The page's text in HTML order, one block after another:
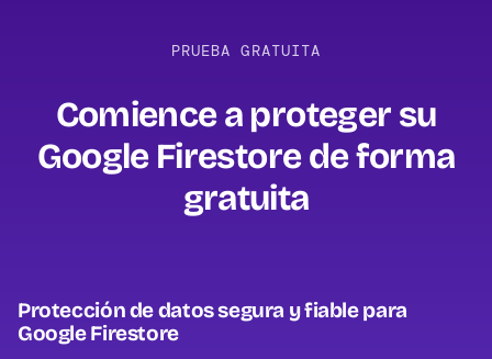
PRUEBA GRATUITA
Comience a proteger su
Google Firestore de forma
gratuita‍
Protección de datos segura y fiable para
Google Firestore